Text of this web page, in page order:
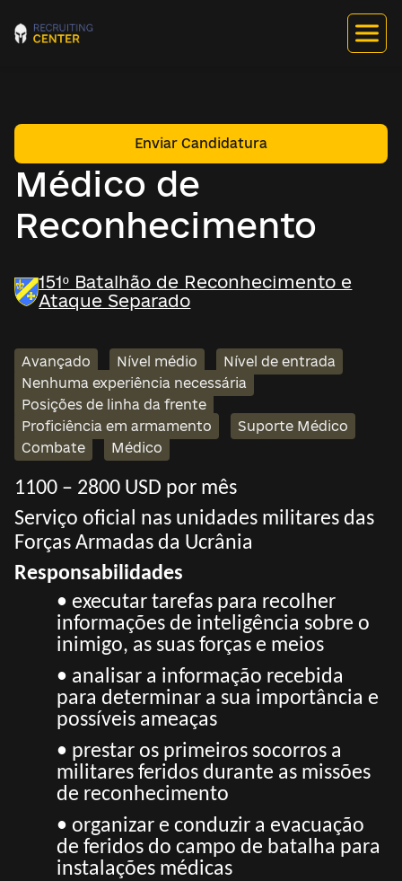
Médico de
Reconhecimento
Enviar Candidatura
151º Batalhão de Reconhecimento e
Ataque Separado
Avançado Nível médio
Nível de entrada
Nenhuma experiência necessária
Posições de linha da frente
Proficiência em armamento
Suporte Médico
Combate
Médico
1100 – 2800 USD por mês
Serviço oficial nas unidades militares das
Forças Armadas da Ucrânia
Responsabilidades
• executar tarefas para recolher
informações de inteligência sobre o
inimigo, as suas forças e meios
• analisar a informação recebida
para determinar a sua importância e
possíveis ameaças
• prestar os primeiros socorros a
militares feridos durante as missões
de reconhecimento
• organizar e conduzir a evacuação
de feridos do campo de batalha para
instalações médicas